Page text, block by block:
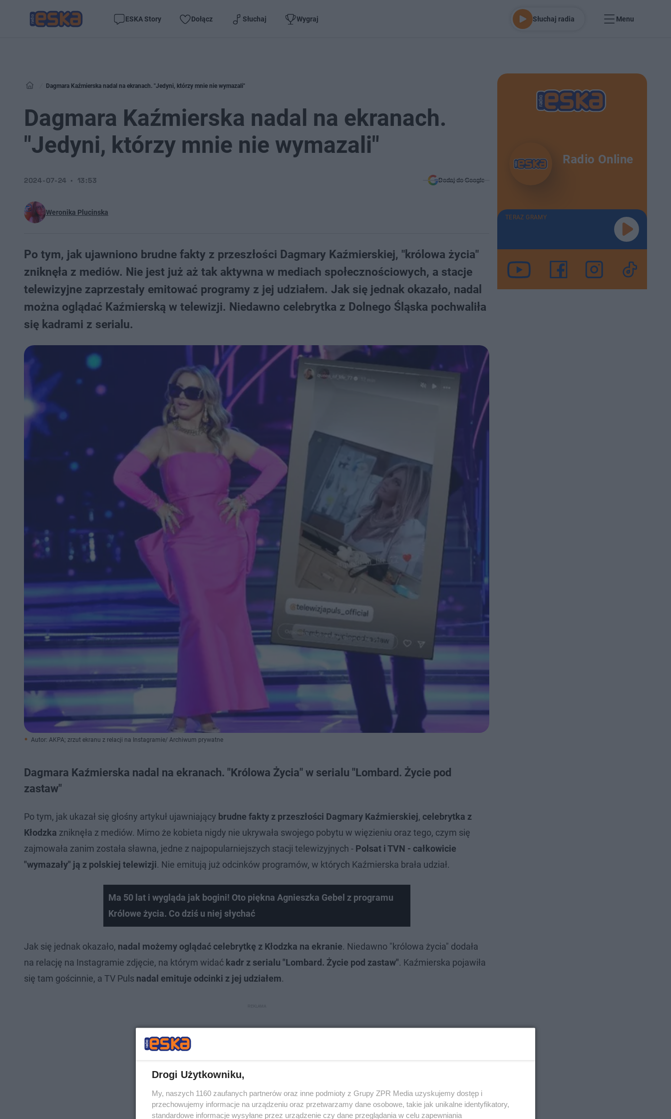
ESKA Story Dołącz Słuchaj Wygraj Słuchaj radia Menu
Dagmara Kaźmierska nadal na ekranach. "Jedyni, którzy mnie nie wymazali"
Dagmara Kaźmierska nadal na ekranach.
"Jedyni, którzy mnie nie wymazali"
Weronika Plucinska
2024-07-24 13:53 Dodaj do Google
Po tym, jak ujawniono brudne fakty z przeszłości Dagmary Kaźmierskiej, "królowa życia"
zniknęła z mediów. Nie jest już aż tak aktywna w mediach społecznościowych, a stacje
telewizyjne zaprzestały emitować programy z jej udziałem. Jak się jednak okazało, nadal
można oglądać Kaźmierską w telewizji. Niedawno celebrytka z Dolnego Śląska pochwaliła
się kadrami z serialu.
Autor: AKPA; zrzut ekranu z relacji na Instagramie/ Archiwum prywatne
Dagmara Kaźmierska nadal na ekranach. "Królowa Życia" w serialu "Lombard. Życie pod
zastaw"
Po tym, jak ukazał się głośny artykuł ujawniający brudne fakty z przeszłości Dagmary Kaźmierskiej, celebrytka z
Kłodzka zniknęła z mediów. Mimo że kobieta nigdy nie ukrywała swojego pobytu w więzieniu oraz tego, czym się
zajmowała zanim została sławna, jedne z najpopularniejszych stacji telewizyjnych - Polsat i TVN - całkowicie
"wymazały" ją z polskiej telewizji. Nie emitują już odcinków programów, w których Kaźmierska brała udział.
Ma 50 lat i wygląda jak bogini! Oto piękna Agnieszka Gebel z programu
Królowe życia. Co dziś u niej słychać
Jak się jednak okazało, nadal możemy oglądać celebrytkę z Kłodzka na ekranie. Niedawno "królowa życia" dodała
na relację na Instagramie zdjęcie, na którym widać kadr z serialu "Lombard. Życie pod zastaw". Kaźmierska pojawiła
się tam gościnnie, a TV Puls nadal emituje odcinki z jej udziałem.
Radio Online
TERAZ GRAMY
Drogi Użytkowniku,
My, naszych 1160 zaufanych partnerów oraz inne podmioty z Grupy ZPR Media uzyskujemy dostęp i
przechowujemy informacje na urządzeniu oraz przetwarzamy dane osobowe, takie jak unikalne identyfikatory,
standardowe informacje wysyłane przez urządzenie czy dane przeglądania w celu zapewniania